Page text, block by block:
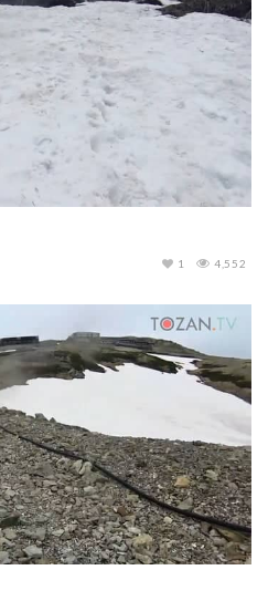
4,552
1